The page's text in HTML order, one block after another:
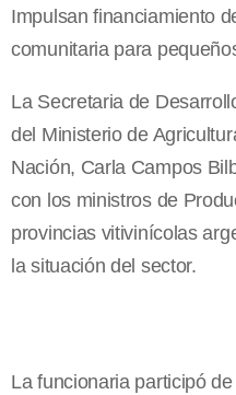
Impulsan financiamiento
comunitaria para
La Secretaria de
del Ministerio de
Nación, Carla Campos
con los ministros de
provincias vitivinícolas
la situación del sector.
La funcionaria participó